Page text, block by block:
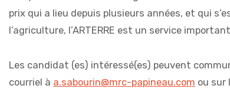
prix qui a lieu depuis plusieurs années, et qui
l’agriculture, l’ARTERRE est un service
Les candidat (es) intéressé(es) peuvent
courriel à a.sabourin@mrc-papineau.com ou sur